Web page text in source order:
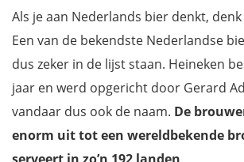
Als je aan Nederlands bier denkt,
Een van de bekendste Nederlandse
dus zeker in de lijst staan. Heineken
jaar en werd opgericht door Gerard
vandaar dus ook de naam. De
enorm uit tot een wereldbekende